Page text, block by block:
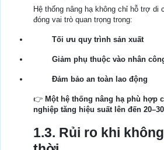
Hệ thống nâng hạ không chỉ hỗ trợ di
đóng vai trò quan trọng trong:
Tối ưu quy trình sản xuất
Giảm phụ thuộc vào nhân
Đảm bảo an toàn lao động
👉 Một hệ thống nâng hạ phù hợp
nghiệp tăng hiệu suất lên đến
1.3. Rủi ro khi